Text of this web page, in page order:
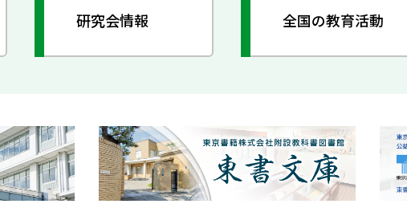
研究会情報 全国の教育活動